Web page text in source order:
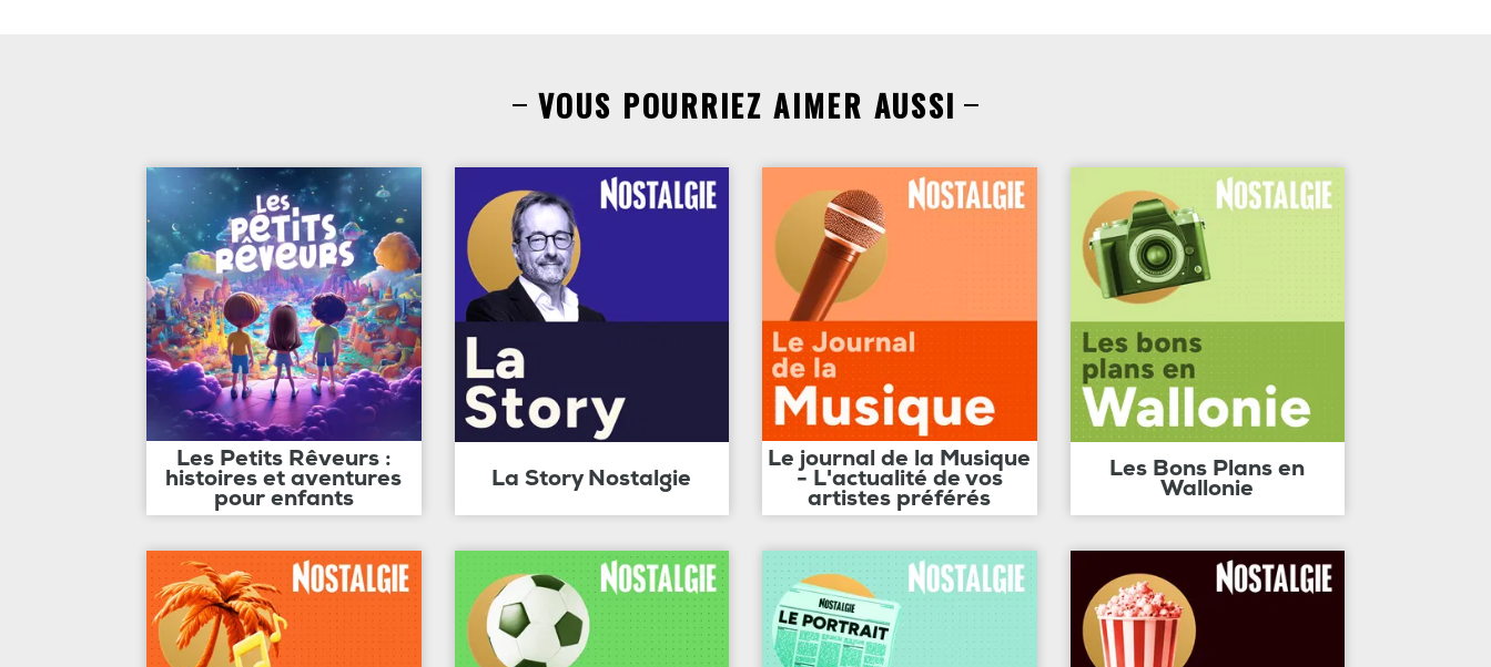
VOUS POURRIEZ AIMER AUSSI
Les Petits Rêveurs :
histoires et aventures
pour enfants
La Story Nostalgie
Le journal de la Musique
- L'actualité de vos
artistes préférés
Les Bons Plans en
Wallonie